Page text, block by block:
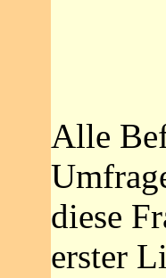
Alle
diese
erster